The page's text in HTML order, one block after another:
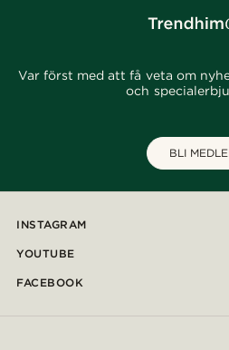
Var först med att få veta om
och
BLI
INSTAGRAM
YOUTUBE
FACEBOOK